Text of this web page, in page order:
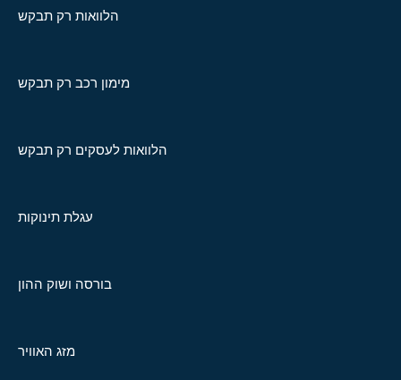
הלוואות רק תבקש
מימון רכב רק תבקש
הלוואות לעסקים רק תבקש
עגלת תינוקות
בורסה ושוק ההון
מזג האוויר